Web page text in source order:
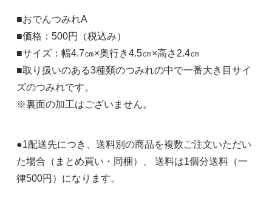
■おでんつみれA
■価格：500円（税込み）
■サイズ：幅4.7㎝×奥行き4.5㎝×高さ2.4㎝
■取り扱いのある3種類のつみれの中で一番大き目サイ
ズのつみれです。
※裏面の加工はございません。
●1配送先につき、送料別の商品を複数ご注文いただい
た場合（まとめ買い・同梱）、 送料は1個分送料（一
律500円）になります。